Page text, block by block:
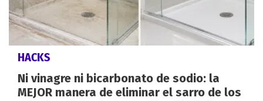
HACKS
Ni vinagre ni bicarbonato de sodio: la
MEJOR manera de eliminar el sarro de los